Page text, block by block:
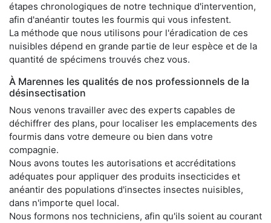
étapes chronologiques de notre technique d'intervention,
afin d'anéantir toutes les fourmis qui vous infestent.
La méthode que nous utilisons pour l'éradication de ces
nuisibles dépend en grande partie de leur espèce et de la
quantité de spécimens trouvés chez vous.
À Marennes les qualités de nos professionnels de la
désinsectisation
Nous venons travailler avec des experts capables de
déchiffrer des plans, pour localiser les emplacements des
fourmis dans votre demeure ou bien dans votre
compagnie.
Nous avons toutes les autorisations et accréditations
adéquates pour appliquer des produits insecticides et
anéantir des populations d'insectes insectes nuisibles,
dans n'importe quel local.
Nous formons nos techniciens, afin qu'ils soient au courant